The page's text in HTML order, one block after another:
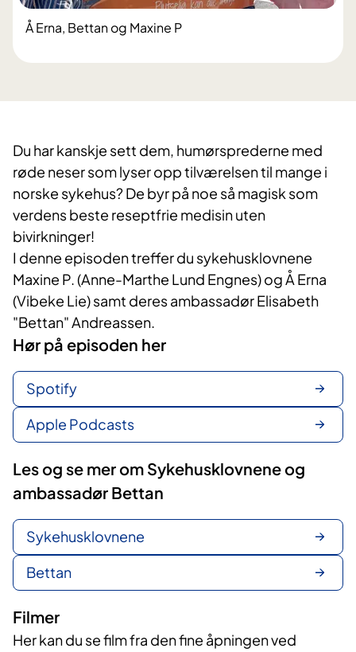
Å Erna, Bettan og Maxine P
Du har kanskje sett dem, humørsprederne med
røde neser som lyser opp tilværelsen til mange i
norske sykehus? De byr på noe så magisk som
verdens beste reseptfrie medisin uten
bivirkninger!
I denne episoden treffer du sykehusklovnene
Maxine P. (Anne-Marthe Lund Engnes) og Å Erna
(Vibeke Lie) samt deres ambassadør Elisabeth
"Bettan" Andreassen.
Hør på episoden her
Spotify
Apple Podcasts
Les og se mer om Sykehusklovnene og
ambassadør Bettan
Sykehusklovnene
Bettan
Filmer
Her kan du se film fra den fine åpningen ved